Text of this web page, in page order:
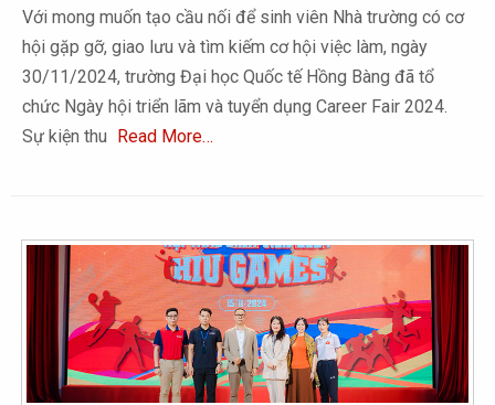
Với mong muốn tạo cầu nối để sinh viên Nhà trường có cơ
hội gặp gỡ, giao lưu và tìm kiếm cơ hội việc làm, ngày
30/11/2024, trường Đại học Quốc tế Hồng Bàng đã tổ
chức Ngày hội triển lãm và tuyển dụng Career Fair 2024.
Sự kiện thu
Read More…